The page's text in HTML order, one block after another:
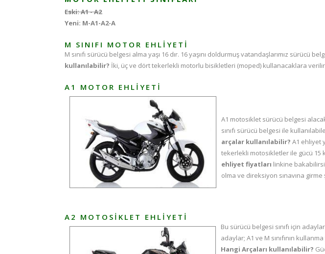
Eski: A1 - A2
Yeni: M-A1-A2-A
M SINIFI MOTOR EHLIYETI
M sınıfı sürücü belgesi alma yaşı 16 dır. 16 yaşını doldurmuş vatandaşlarımız sürücü
kullanılabilir? İki, üç ve dört tekerlekli motorlu bisikletleri (moped) kullanacaklara
A1 MOTOR EHLIYETI
A1 motosiklet sürücü belgesi
sınıfı sürücü belgesi ile
arçalar kullanılabilir? A1 ehliyet
tekerlekli motosikletler ile gücü 15
ehliyet fiyatları linkine
olma ve direksiyon sınavına girme
A2 MOTOSIKLET EHLIYETI
Bu sürücü belgesi sınıfı için
adaylar; A1 ve M sınıfının
Hangi Arçaları kullanılabilir?